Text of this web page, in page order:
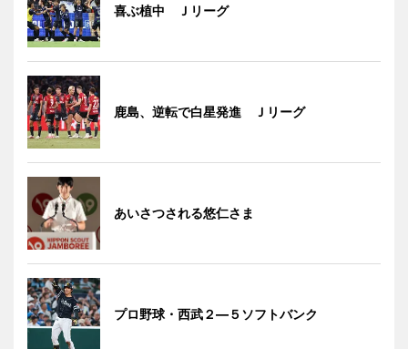
喜ぶ植中 Ｊリーグ
鹿島、逆転で白星発進 Ｊリーグ
あいさつされる悠仁さま
プロ野球・西武２―５ソフトバンク